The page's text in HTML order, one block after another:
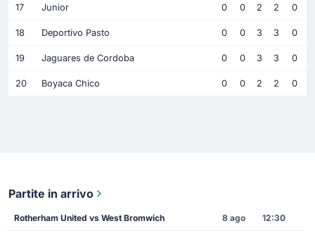
17 Junior 0 0 2 2 0
18 Deportivo Pasto 0 0 3 3 0
19 Jaguares de Cordoba 0 0 3 3 0
20 Boyaca Chico 0 0 2 2 0
Partite in arrivo
Rotherham United vs West Bromwich 8 ago 12:30